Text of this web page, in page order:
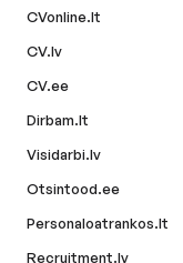
CVonline.lt
CV.lv
CV.ee
Dirbam.lt
Visidarbi.lv
Otsintood.ee
Personaloatrankos.lt
Recruitment.lv